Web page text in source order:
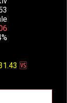
🆚